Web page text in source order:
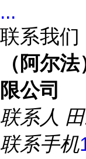
...
联系我们
（阿尔
限公司
联系人
联系手机